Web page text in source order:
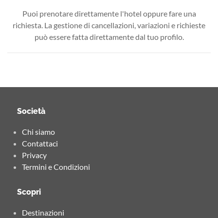
Puoi prenotare direttamente l'hotel oppure fare una
richiesta. La gestione di cancellazioni, variazioni e richieste
può essere fatta direttamente dal tuo profilo.
Società
Chi siamo
Contattaci
Privacy
Termini e Condizioni
Scopri
Destinazioni